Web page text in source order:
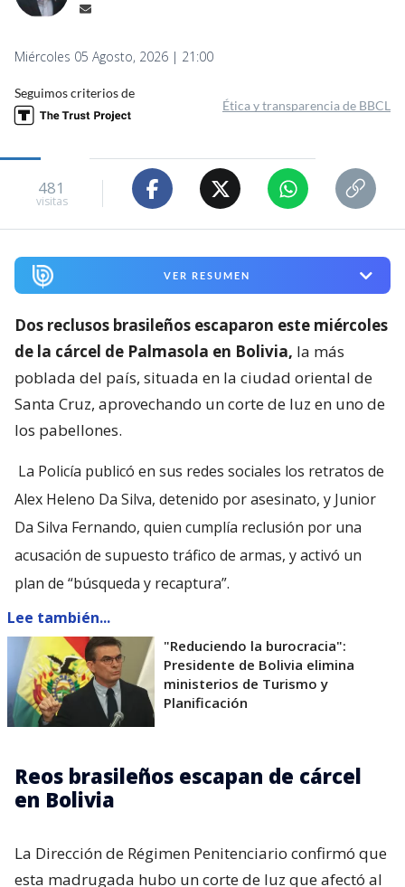
Miércoles 05 Agosto, 2026 | 21:00
Seguimos criterios de
Ética y transparencia de BBCL
481
visitas
VER RESUMEN
Dos reclusos brasileños escaparon este miércoles
de la cárcel de Palmasola en Bolivia, la más
poblada del país, situada en la ciudad oriental de
Santa Cruz, aprovechando un corte de luz en uno de
los pabellones.
La Policía publicó en sus redes sociales los retratos de
Alex Heleno Da Silva, detenido por asesinato, y Junior
Da Silva Fernando, quien cumplía reclusión por una
acusación de supuesto tráfico de armas, y activó un
plan de “búsqueda y recaptura”.
Lee también...
"Reduciendo la burocracia":
Presidente de Bolivia elimina
ministerios de Turismo y
Planificación
Reos brasileños escapan de cárcel
en Bolivia
La Dirección de Régimen Penitenciario confirmó que
esta madrugada hubo un corte de luz que afectó al